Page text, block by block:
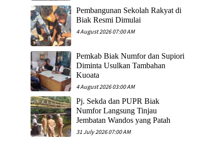
Pembangunan Sekolah Rakyat di
Biak Resmi Dimulai
4 August 2026 07:00 AM
Pemkab Biak Numfor dan Supiori
Diminta Usulkan Tambahan
Kuoata
4 August 2026 03:00 AM
Pj. Sekda dan PUPR Biak
Numfor Langsung Tinjau
Jembatan Wandos yang Patah
31 July 2026 07:00 AM